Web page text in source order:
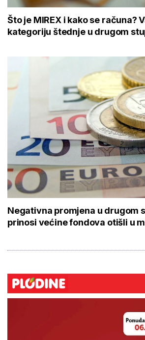
Što je MIREX i kako se računa?
kategoriju štednje u drugom
Negativna promjena u drugom
prinosi većine fondova otišli u